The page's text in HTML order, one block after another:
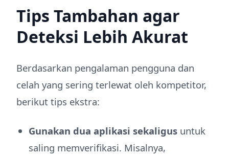
Tips Tambahan agar
Deteksi Lebih Akurat
Berdasarkan pengalaman pengguna dan
celah yang sering terlewat oleh kompetitor,
berikut tips ekstra:
Gunakan dua aplikasi sekaligus untuk
saling memverifikasi. Misalnya,